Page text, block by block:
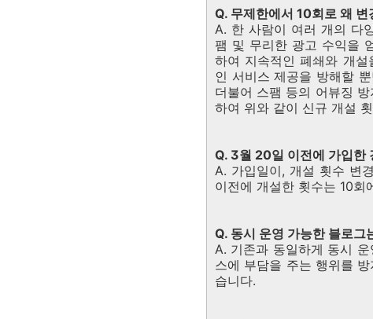
Q. 무제한에서 10회로 왜
A. 한 사람이 여러 개의 다
팸 및 무리한 광고 수익을
하여 지속적인 폐쇄와 개
인 서비스 제공을 방해할
더불어 스팸 등의 어뷰징
하여 위와 같이 신규 개설
Q. 3월 20일 이전에 가입한
A. 가입일이, 개설 횟수 변
이전에 개설한 횟수는 10회
Q. 동시 운영 가능한 블로
A. 기존과 동일하게 동시
스에 부담을 주는 행위를
습니다.